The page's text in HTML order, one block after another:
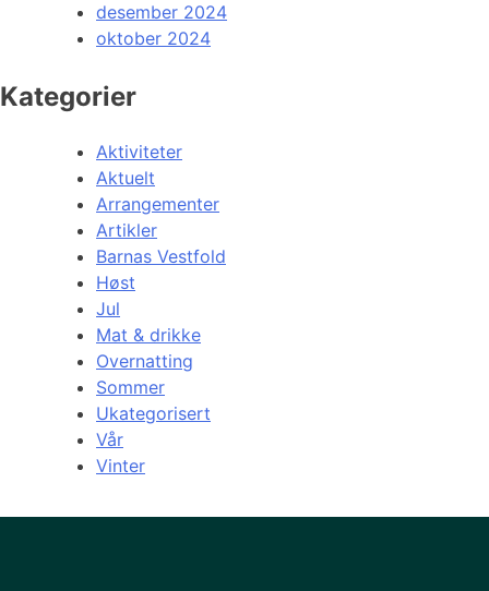
desember 2024
oktober 2024
Kategorier
Aktiviteter
Aktuelt
Arrangementer
Artikler
Barnas Vestfold
Høst
Jul
Mat & drikke
Overnatting
Sommer
Ukategorisert
Vår
Vinter